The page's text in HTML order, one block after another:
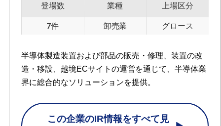
登場数
7件
業種
卸売業
上場区分
グロース
半導体製造装置および部品の販売・修理、装置の改
造・移設、越境ECサイトの運営を通じて、半導体業
界に総合的なソリューションを提供。
この企業のIR情報をすべて見